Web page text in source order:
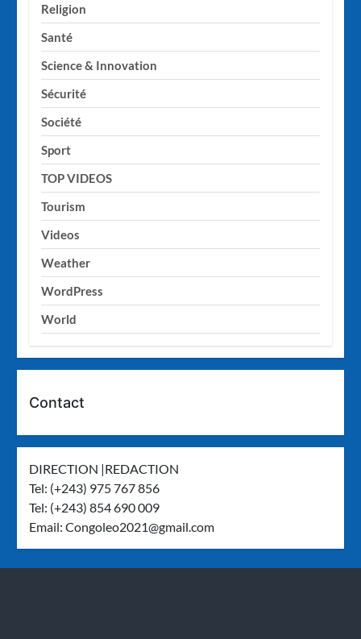
Religion
Santé
Science & Innovation
Sécurité
Société
Sport
TOP VIDEOS
Tourism
Videos
Weather
WordPress
World
Contact
DIRECTION |REDACTION
Tel: (+243) 975 767 856
Tel: (+243) 854 690 009
Email:Congoleo2021@gmail.com